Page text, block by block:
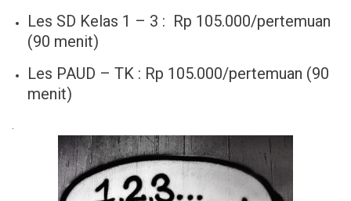
Les SD Kelas 1 – 3 : Rp 105.000/pertemuan
(90 menit)
Les PAUD – TK : Rp 105.000/pertemuan (90
menit)